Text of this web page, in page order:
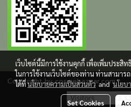
Copy right by cosmebazaar.com
Visitors
เว็บไซต์นี้มีการใช้งานคุกกี้ เพื่อเพิ่มประ
ในการใช้งานเว็บไซต์ของท่าน ท่านสามาร
ได้ที่นโยบายความเป็นส่วนตัวandนโยบ
Set Cookies